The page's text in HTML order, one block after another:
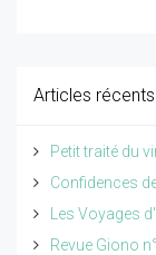
Articles récents
Petit traité du
Confidences
Les Voyages
Revue Giono